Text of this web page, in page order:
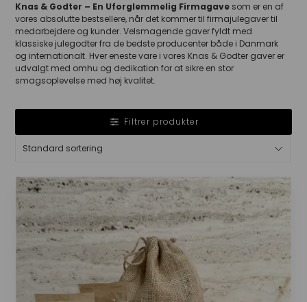
Knas & Godter – En Uforglemmelig Firmagave som er en af
vores absolutte bestsellere, når det kommer til firmajulegaver til
medarbejdere og kunder. Velsmagende gaver fyldt med
klassiske julegodter fra de bedste producenter både i Danmark
og internationalt. Hver eneste vare i vores Knas & Godter gaver er
udvalgt med omhu og dedikation for at sikre en stor
smagsoplevelse med høj kvalitet.
Filtrer produkter